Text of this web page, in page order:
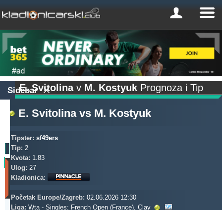
E. Svitolinav M. KostyukPrognoza i Tip
E. Svitolinavs M. Kostyuk
Tipster: sf49ers
Tip: 2
Kvota: 1.83
Ulog: 27
Kladionica:
Početak Europe/Zagreb: 02.06.2026 12:30
Liga: Wta - Singles: French Open (France), Clay
Sidebar
Profit
(Zadnjih
30
Updated: